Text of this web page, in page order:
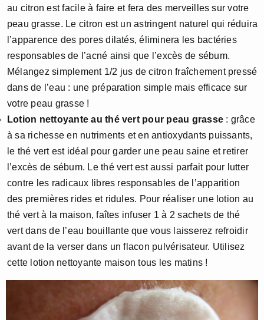
au citron est facile à faire et fera des merveilles sur votre
peau grasse. Le citron est un astringent naturel qui réduira
l’apparence des pores dilatés, éliminera les bactéries
responsables de l’acné ainsi que l’excès de sébum.
Mélangez simplement 1/2 jus de citron fraîchement pressé
dans de l’eau : une préparation simple mais efficace sur
votre peau grasse !
Lotion nettoyante au thé vert pour peau grasse : grâce
à sa richesse en nutriments et en antioxydants puissants,
le thé vert est idéal pour garder une peau saine et retirer
l’excès de sébum. Le thé vert est aussi parfait pour lutter
contre les radicaux libres responsables de l’apparition
des premières rides et ridules. Pour réaliser une lotion au
thé vert à la maison, faîtes infuser 1 à 2 sachets de thé
vert dans de l’eau bouillante que vous laisserez refroidir
avant de la verser dans un flacon pulvérisateur. Utilisez
cette lotion nettoyante maison tous les matins !